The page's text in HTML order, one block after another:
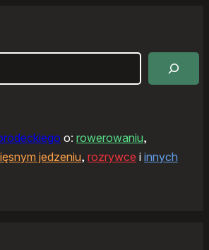
o: rowerowaniu,
jedzeniu, rozrywce i innych